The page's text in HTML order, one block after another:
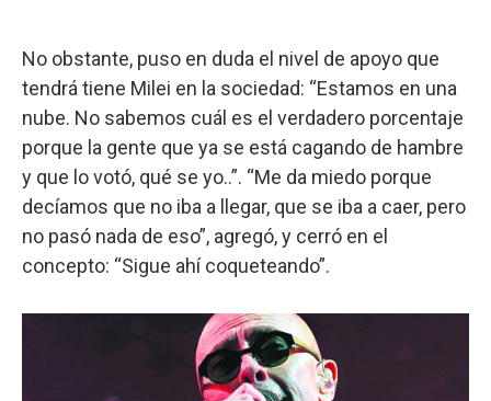
No obstante, puso en duda el nivel de apoyo que
tendrá tiene Milei en la sociedad: “Estamos en una
nube. No sabemos cuál es el verdadero porcentaje
porque la gente que ya se está cagando de hambre
y que lo votó, qué se yo..”. “Me da miedo porque
decíamos que no iba a llegar, que se iba a caer, pero
no pasó nada de eso”, agregó, y cerró en el
concepto: “Sigue ahí coqueteando”.